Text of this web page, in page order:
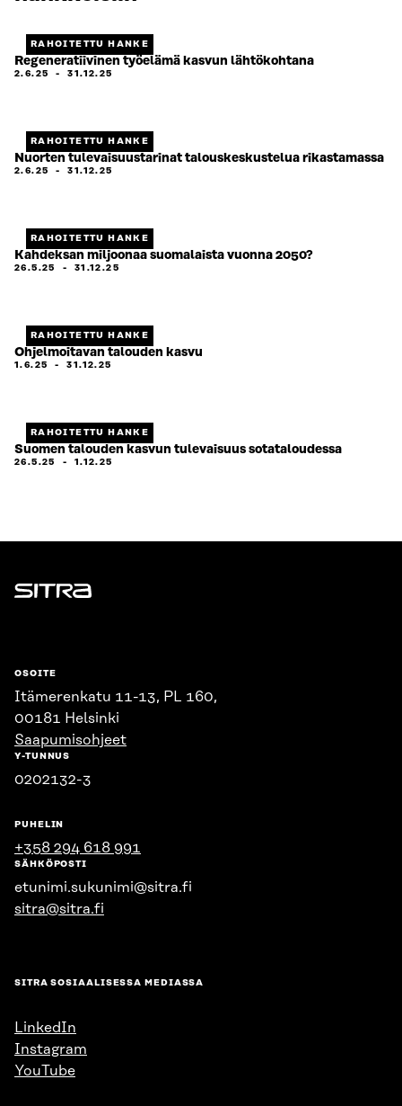
RAHOITETTU HANKE
Regeneratiivinen työelämä kasvun lähtökohtana
2.6.25 -31.12.25
RAHOITETTU HANKE
Nuorten tulevaisuustarinat talouskeskustelua rikastamassa
2.6.25 -31.12.25
RAHOITETTU HANKE
Kahdeksan miljoonaa suomalaista vuonna 2050?
26.5.25 - 31.12.25
RAHOITETTU HANKE
Ohjelmoitavan talouden kasvu
1.6.25 -31.12.25
RAHOITETTU HANKE
Suomen talouden kasvun tulevaisuus sotataloudessa
26.5.25 - 1.12.25
Sitra
OSOITE
Itämerenkatu 11-13, PL 160,
00181 Helsinki
Saapumisohjeet
Y-TUNNUS
0202132-3
PUHELIN
+358 294 618 991
SÄHKÖPOSTI
etunimi.sukunimi@sitra.fi
sitra@sitra.fi
SITRA SOSIAALISESSA MEDIASSA
LinkedIn
Instagram
YouTube